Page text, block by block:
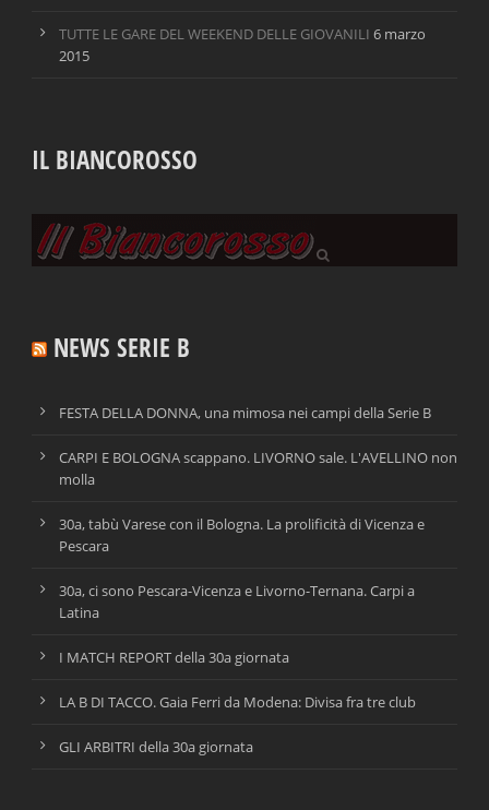
TUTTE LE GARE DEL WEEKEND DELLE GIOVANILI 6 marzo
2015
IL BIANCOROSSO
NEWS SERIE B
FESTA DELLA DONNA, una mimosa nei campi della Serie B
CARPI E BOLOGNA scappano. LIVORNO sale. L'AVELLINO non
molla
30a, tabù Varese con il Bologna. La prolificità di Vicenza e
Pescara
30a, ci sono Pescara-Vicenza e Livorno-Ternana. Carpi a
Latina
I MATCH REPORT della 30a giornata
LA B DI TACCO. Gaia Ferri da Modena: Divisa fra tre club
GLI ARBITRI della 30a giornata